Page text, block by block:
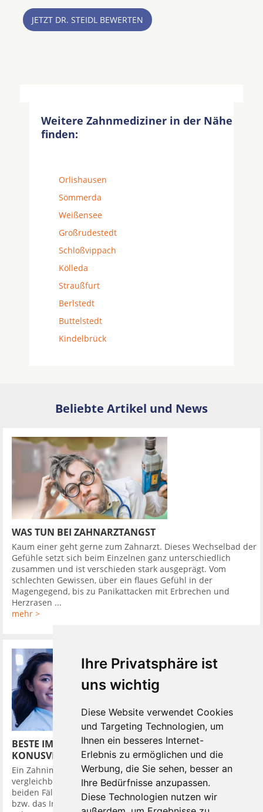
Ihre Privatsphäre ist
uns wichtig
Diese Website verwendet Cookies
und Targeting Technologien, um
Ihnen ein besseres Internet-
Erlebnis zu ermöglichen und die
Werbung, die Sie sehen, besser an
Ihre Bedürfnisse anzupassen.
Diese Technologien nutzen wir
JETZT DR. STEIDL BEWERTEN
Weitere Zahnmediziner in der Nähe
finden:
Orlishausen
Sömmerda
Weißensee
Großrudestedt
Schloßvippach
Kölleda
Straußfurt
Berlstedt
Buttelstedt
Kindelbrück
Beliebte Artikel und News
WAS TUN BEI ZAHNARZTANGST
Kaum einer geht gerne zum Zahnarzt. Dieses Wechselbad der
Gefühle setzt sich beim Einzelnen ganz unterschiedlich
zusammen und ist verschieden stark ausgeprägt. Vom
schlechten Gewissen, über ein flaues Gefühl in der
Magengegend, bis zu Panikattacken mit Erbrechen und
Herzrasen ...
mehr >
BESTE IMPLANTATSYSTEME HABEN
KONUSVERBINDUNG
Ein Zahnimplantat in den Kieferknochen zu setzen, ist
vergleichbar mit dem Eindrehen eines Dübels in die Wand. In
beiden Fällen wird zuerst ein Loch gebohrt, in das der Dübel,
bzw. das Implantat bündig eingebracht wird. Darauf setzt der